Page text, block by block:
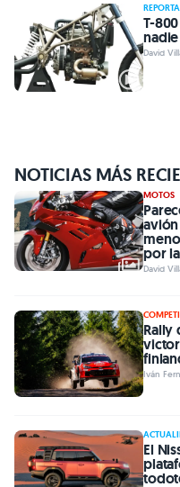
T-
David
NOTICIAS MÁS
MOTOS
avión
por
David
Rally
Iván
El